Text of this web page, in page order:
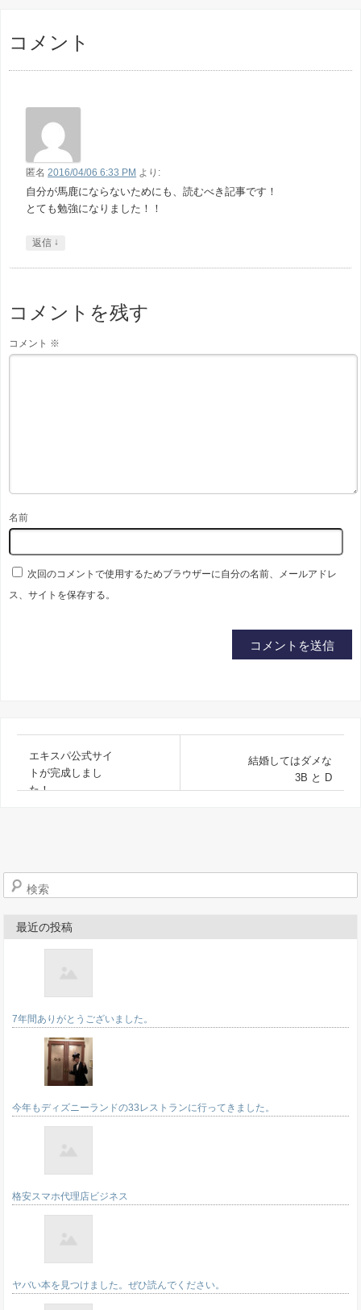
コメント
匿名 2016/04/06 6:33 PM より:
自分が馬鹿にならないためにも、読むべき記事です！
とても勉強になりました！！
返信 ↓
コメントを残す
コメント ※
名前
次回のコメントで使用するためブラウザーに自分の名前、メールアドレ
ス、サイトを保存する。
エキスパ公式サイ
トが完成しまし
た！
結婚してはダメな
3B と D
検索
最近の投稿
7年間ありがとうございました。
今年もディズニーランドの33レストランに行ってきました。
格安スマホ代理店ビジネス
ヤバい本を見つけました。ぜひ読んでください。